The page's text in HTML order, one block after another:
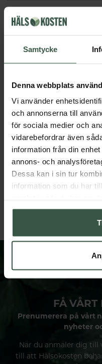
Samtycke
Denna webbplats
Vi använder
och annonserna till
för sociala medier och
vidarebefordrar även
information från din
annons- och
Dessa kan i sin tur
information som du har
Andra
Dödahavssalt 500g
Crearome
FÅ VÅRT
Prenumerera på vårt
nyheter
När du anmäler dig till
till att Hälsokosten